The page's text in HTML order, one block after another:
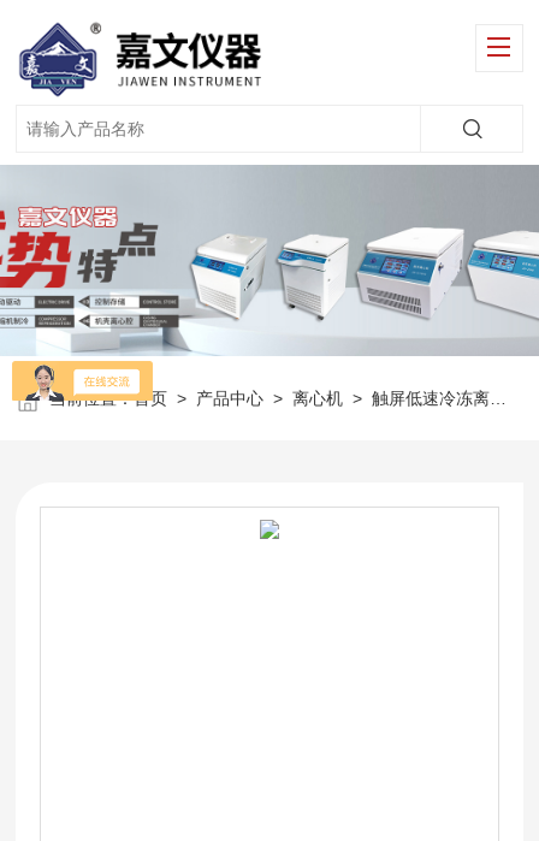
当前位置：首页 > 产品中心 >离心机 >触屏低速冷冻离心机